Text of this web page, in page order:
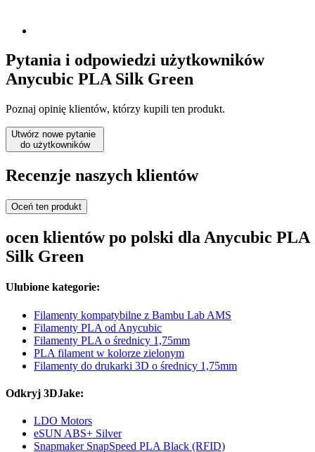
Pytania i odpowiedzi użytkowników
Anycubic PLA Silk Green
Poznaj opinię klientów, którzy kupili ten produkt.
Utwórz nowe pytanie
do użytkowników
Recenzje naszych klientów
Oceń ten produkt
ocen klientów po polski dla Anycubic PLA
Silk Green
Ulubione kategorie:
Filamenty kompatybilne z Bambu Lab AMS
Filamenty PLA od Anycubic
Filamenty PLA o średnicy 1,75mm
PLA filament w kolorze zielonym
Filamenty do drukarki 3D o średnicy 1,75mm
Odkryj 3DJake:
LDO Motors
eSUN ABS+ Silver
Snapmaker SnapSpeed PLA Black (RFID)